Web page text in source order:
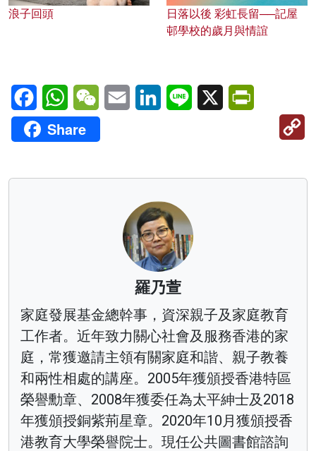
浪子回頭
日落以後 彩虹長留──記屋
邨學校的歲月與情誼
FacebookWhatsAppWeChatEmail LinkedInLine X
Share
羅乃萱
家庭發展基金總幹事，資深親子及家庭教育
工作者。近年致力關心社會及服務香港的家
庭，常獲邀請主領有關家庭和諧、親子教養
和兩性相處的講座。2005年獲頒授香港特區
榮譽勳章、2008年獲委任為太平紳士及2018
年獲頒授銅紫荊星章。2020年10月獲頒授香
港教育大學榮譽院士。現任公共圖書館諮詢